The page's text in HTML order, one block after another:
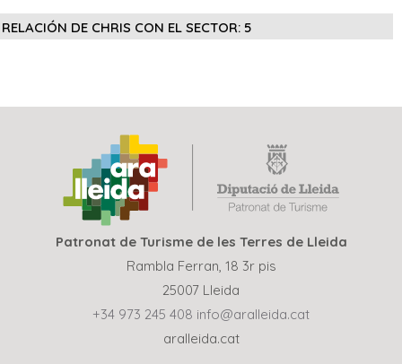
RELACIÓN DE CHRIS CON EL SECTOR: 5
Patronat de Turisme de les Terres de Lleida
Rambla Ferran, 18 3r pis
25007 Lleida
+34 973 245 408 info@aralleida.cat
aralleida.cat